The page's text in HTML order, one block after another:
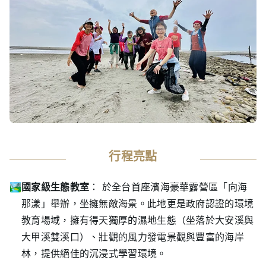
行程亮點
國家級生態教室 ： 於全台首座濱海豪華露營區「向海
那漾」舉辦，坐擁無敵海景。此地更是政府認證的環境
教育場域，擁有得天獨厚的濕地生態（坐落於大安溪與
大甲溪雙溪口）、壯觀的風力發電景觀與豐富的海岸
林，提供絕佳的沉浸式學習環境。